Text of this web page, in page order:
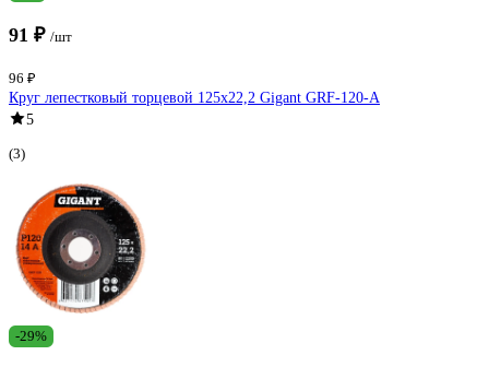
91 ₽ /шт
96 ₽
Круг лепестковый торцевой 125x22,2 Gigant GRF-120-А
5
(3)
-29%